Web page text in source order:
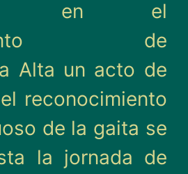
en el
de
Alta un acto de
reconocimiento
de la gaita se
la jornada de